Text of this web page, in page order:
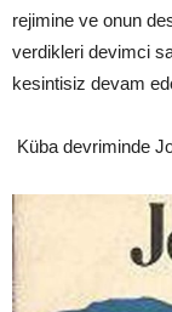
rejimine ve onun
verdikleri devimci
kesintisiz devam
Küba devriminde